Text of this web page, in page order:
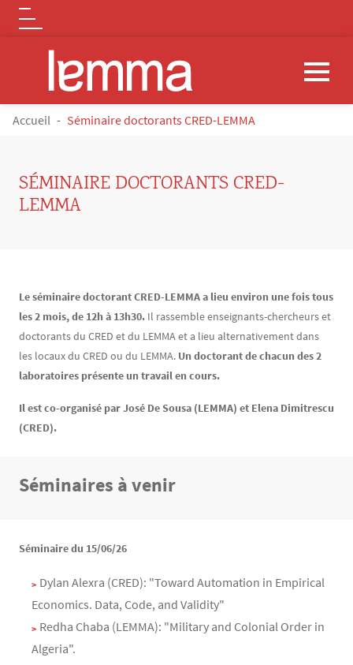
Aller au contenu principal
Logo
FIL D'ARIANE
Accueil Séminaire doctorants CRED-LEMMA
SÉMINAIRE DOCTORANTS CRED-
LEMMA
Contenu
Texte
Le séminaire doctorant CRED-LEMMA a lieu environ une fois tous
les 2 mois, de 12h à 13h30. Il rassemble enseignants-chercheurs et
doctorants du CRED et du LEMMA et a lieu alternativement dans
les locaux du CRED ou du LEMMA. Un doctorant de chacun des 2
laboratoires présente un travail en cours.
Il est co-organisé par José De Sousa (LEMMA) et Elena Dimitrescu
(CRED).
Texte
Séminaires à venir
Texte
Séminaire du 15/06/26
Dylan Alexra (CRED): "Toward Automation in Empirical
Economics. Data, Code, and Validity"
Redha Chaba (LEMMA): "Military and Colonial Order in
Algeria".